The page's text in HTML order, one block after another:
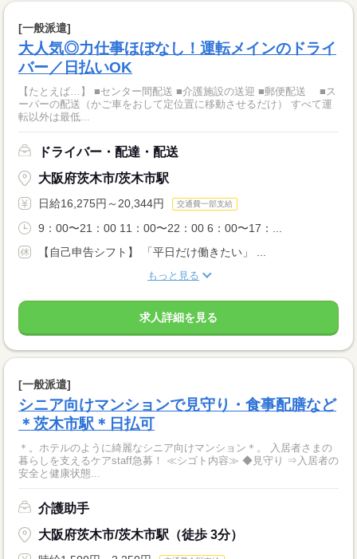
[一般派遣]
大人気◎力仕事ほぼなし！運転メインのドライ
バー／日払いOK
【たとえば…】 ■センター間配送 ■介護施設の送迎 ■郵便配送 ■ス
ーパーの配送（かご車をおして定位置に移動させるだけ） すべて運
転以外は最低...
ドライバー・配達・配送
大阪府茨木市/茨木市駅
日給16,275円～20,344円 交通費一部支給
9：00〜21：00 11：00〜22：00 6：00〜17：...
【自己申告シフト】 「平日だけ働きたい」 ...
もっと見る
求人詳細を見る
[一般派遣]
シニア向けマンションで見守り・食事配膳など
＊茨木市駅＊日払可
＊。ホテルのように綺麗なシニア向けマンション＊。 入居者さまの
暮らしを支えるケアstaff急募！ ≪シゴト内容≫ ◆見守り ⇒入居者の
安全と健康状態...
介護助手
大阪府茨木市/茨木市駅（徒歩 3分）